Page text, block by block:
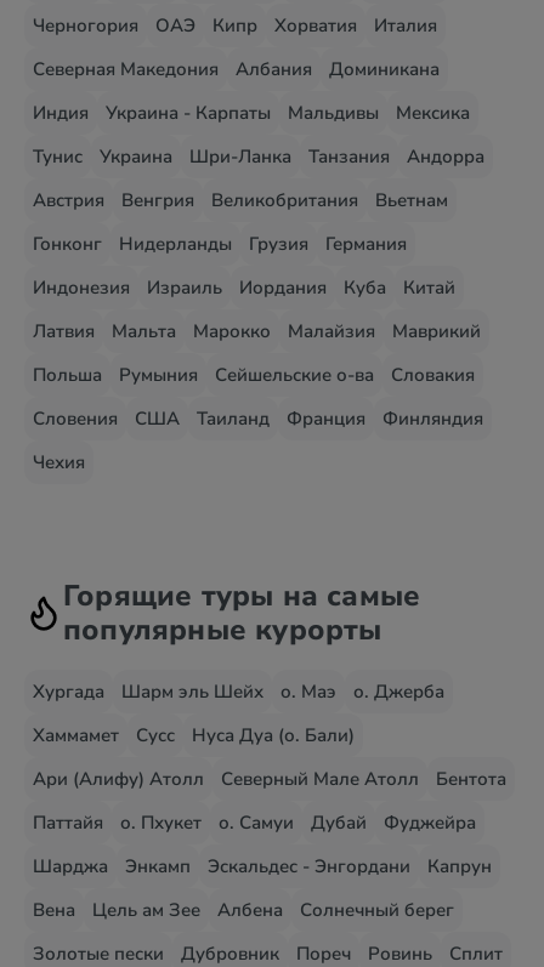
Черногория
ОАЭ Кипр Хорватия
Италия
Северная Македония
Албания
Доминикана
Индия
Украина - Карпаты Мальдивы
Мексика
Тунис
Украина Шри-Ланка Танзания
Андорра
Австрия
Венгрия Великобритания
Вьетнам
Гонконг
Нидерланды Грузия
Германия
Индонезия
Израиль Иордания Куба
Китай
Латвия
Мальта Марокко Малайзия
Маврикий
Польша
Румыния Сейшельские о-ва
Словакия
Словения
США Таиланд Франция
Финляндия
Чехия
Горящие туры на самые
популярные курорты
Хургада Шарм эль Шейх о. Маэ
о. Джерба
Хаммамет
Сусс
Нуса Дуа (о. Бали)
Ари (Алифу) Атолл
Северный Мале Атолл
Бентота
Паттайя
о. Пхукет о. Самуи Дубай
Фуджейра
Шарджа
Энкамп Эскальдес - Энгордани
Капрун
Вена
Цель ам Зее Албена
Солнечный берег
Золотые пески
Дубровник Пореч Ровинь
Сплит